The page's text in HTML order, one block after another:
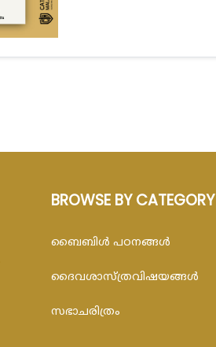
BROWSE BY CATEGORY
ബൈബിള്‍ പഠനങ്ങള്‍
ദൈവശാസ്ത്രവിഷയങ്ങള്‍
സഭാചരിത്രം